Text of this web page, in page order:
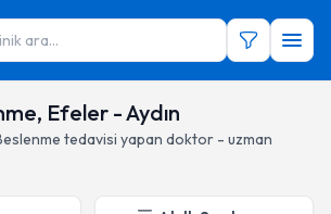
ara...
Efeler - Aydın
tedavisi yapan doktor - uzman